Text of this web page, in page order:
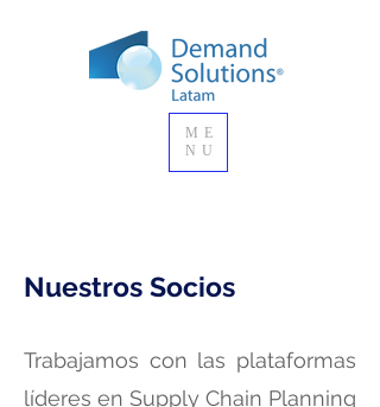
ME
NU
Nuestros Socios
Trabajamos con las plataformas
líderes en Supply Chain Planning